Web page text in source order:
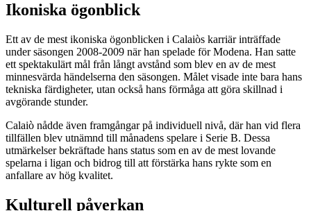
Ikoniska ögonblick
Ett av de mest ikoniska ögonblicken i Calaiòs karriär inträffade
under säsongen 2008-2009 när han spelade för Modena. Han satte
ett spektakulärt mål från långt avstånd som blev en av de mest
minnesvärda händelserna den säsongen. Målet visade inte bara hans
tekniska färdigheter, utan också hans förmåga att göra skillnad i
avgörande stunder.
Calaiò nådde även framgångar på individuell nivå, där han vid flera
tillfällen blev utnämnd till månadens spelare i Serie B. Dessa
utmärkelser bekräftade hans status som en av de mest lovande
spelarna i ligan och bidrog till att förstärka hans rykte som en
anfallare av hög kvalitet.
Kulturell påverkan